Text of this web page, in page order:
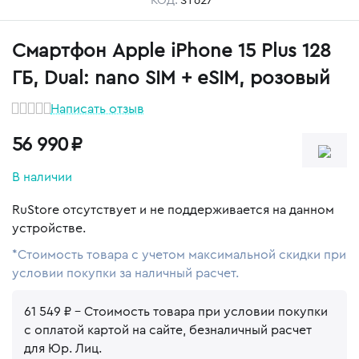
Смартфон Apple iPhone 15 Plus 128
ГБ, Dual: nano SIM + eSIM, розовый
Написать отзыв
56 990₽
В наличии
RuStore отсутствует и не поддерживается на данном
устройстве.
*Стоимость товара с учетом максимальной скидки при
условии покупки за наличный расчет.
61 549 ₽- Стоимость товара при условии покупки
с оплатой картой на сайте, безналичный расчет
для Юр. Лиц.